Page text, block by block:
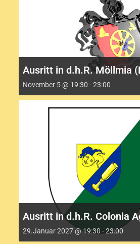
Ausritt in d.h.R. Möllmia
November 5 @ 19:30 -23:00
Ausritt in d.h.R. Colonia
29.Januar 2027 @ 19:30 -23:00